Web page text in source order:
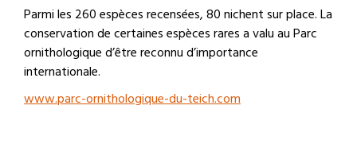
Parmi les 260 espèces recensées, 80 nichent sur place. La
conservation de certaines espèces rares a valu au Parc
ornithologique d’être reconnu d’importance
internationale.
www.parc-ornithologique-du-teich.com